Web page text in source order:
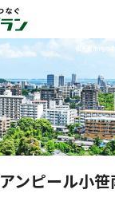
北九州市内の
アンピール小笹